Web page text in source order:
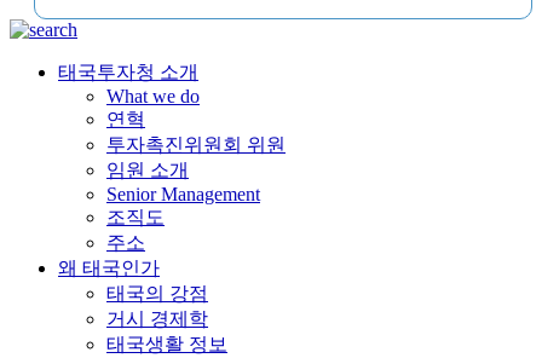
태국투자청 소개
What we do
연혁
투자촉진위원회 위원
임원 소개
Senior Management
조직도
주소
왜 태국인가
태국의 강점
거시 경제학
태국생활 정보